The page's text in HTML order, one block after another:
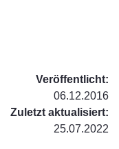
Veröffentlicht:
06.12.2016
Zuletzt aktualisiert:
25.07.2022